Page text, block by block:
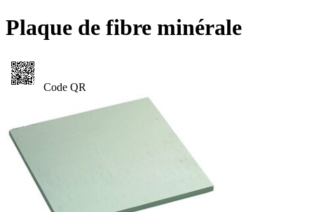
Plaque de fibre minérale
Code QR